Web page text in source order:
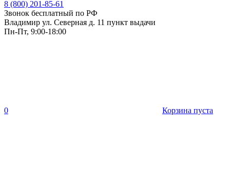
8 (800) 201-85-61
Звонок бесплатный по РФ
Владимир ул. Северная д. 11 пункт выдачи
Пн-Пт, 9:00-18:00
0 Корзина пуста